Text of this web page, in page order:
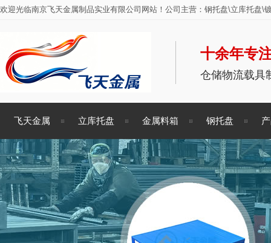
欢迎光临南京飞天金属制品实业有限公司网站！公司主营：钢托盘\立库托盘\
十余年专
仓储物流载具
飞天金属 立库托盘 金属料箱 钢托盘